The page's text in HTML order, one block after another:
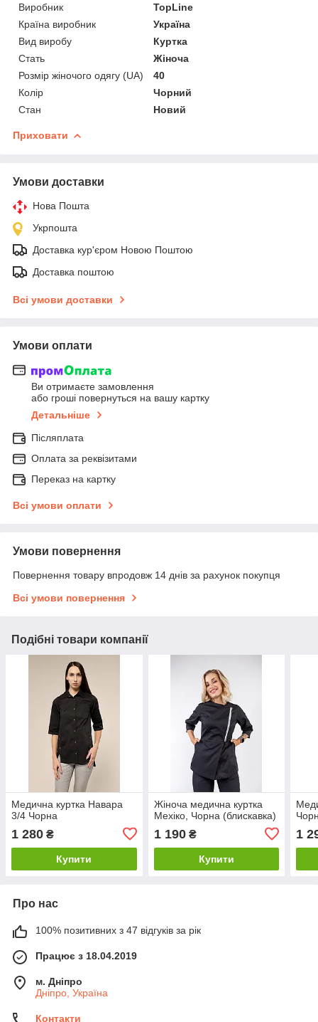
Виробник
TopLine
Країна виробник
Україна
Вид виробу
Куртка
Стать
Жіноча
Розмір жіночого одягу (UA)
40
Колір
Чорний
Стан
Новий
Приховати
Умови доставки
Нова Пошта
Укрпошта
Доставка кур'єром Новою Поштою
Доставка поштою
Всі умови доставки
Умови оплати
Ви отримаєте замовлення
або гроші повернуться на вашу картку
Детальніше
Післяплата
Оплата за реквізитами
Переказ на картку
Всі умови оплати
Умови повернення
Повернення товару впродовж 14 днів за рахунок покупця
Всі умови повернення
Подібні товари компанії
Медична куртка Навара
3/4 Чорна
1 280 ₴
Купити
Жіноча медична куртка
Мехіко, Чорна (блискавка)
1 190₴
Купити
1
Про нас
100% позитивних з 47 відгуків за рік
Працює з 18.04.2019
м. Дніпро
Дніпро, Україна
Контакти